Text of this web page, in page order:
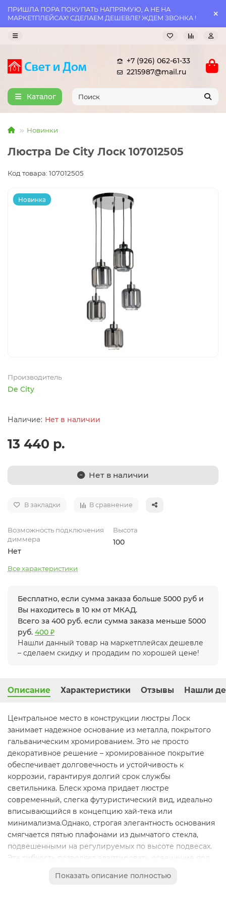
ПРИШЛА ПОРА ПОКУПАТЬ НАПРЯМУЮ, А НЕ НА
МАРКЕТПЛЕЙСАХ! СДЕЛАЕМ ДЕШЕВЛЕ! ЖДЕМ ЗВОНКА !
+7 (926) 062-61-33
2215987@mail.ru
Каталог
Новинки
Люстра De City Лоск 107012505
Код товара: 107012505
Новинка
Производитель
De City
Нет в наличии
13 440 р.
Нет в наличии
В закладки В сравнение
Возможность подключения
диммера
Нет
Высота
100
Все характеристики
Бесплатно, если сумма заказа больше 5000 руб и
Вы находитесь в 10 км от МКАД.
Всего за 400 руб. если сумма заказа меньше 5000
руб. 400 ₽
Нашли данный товар на маркетплейсах дешевле
– сделаем скидку и продадим по хорошей цене!
Описание Характеристики Отзывы Нашли
Центральное место в конструкции люстры Лоск
занимает надежное основание из металла, покрытого
гальваническим хромированием. Это не просто
декоративное решение – хромированное покрытие
обеспечивает долговечность и устойчивость к
коррозии, гарантируя долгий срок службы
светильника. Блеск хрома придает люстре
современный, слегка футуристический вид, идеально
вписывающийся в концепцию хай-тека или
минимализма.Однако, строгая элегантность основания
смягчается пятью плафонами из дымчатого стекла,
подвешенными на регулируемых по высоте подвесах.
Эта гибкость позволяет адаптировать освещение под
помещения. Вы можете разместить плафоны на разной
Показать описание полностью